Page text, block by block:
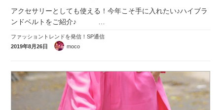
アクセサリーとしても使える！今年こそ手に入れたい♪ハイブラ
ンドベルトをご紹介♪
ファッショントレンドを発信！SP通信
2019年8月26日
moco